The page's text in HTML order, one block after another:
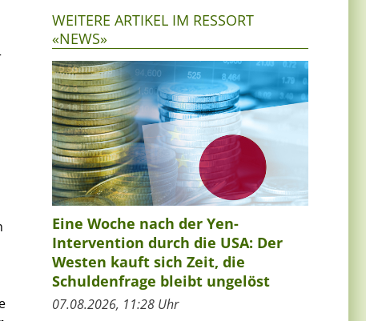
WEITERE ARTIKEL IM RESSORT
«NEWS»
Eine Woche nach der Yen-
Intervention durch die USA: Der
Westen kauft sich Zeit, die
Schuldenfrage bleibt ungelöst
07.08.2026, 11:28 Uhr